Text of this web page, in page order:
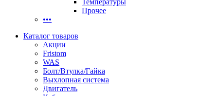
Температуры
Прочее
•••
Каталог товаров
Акции
Fristom
WAS
Болт/Втулка/Гайка
Выхлопная система
Двигатель